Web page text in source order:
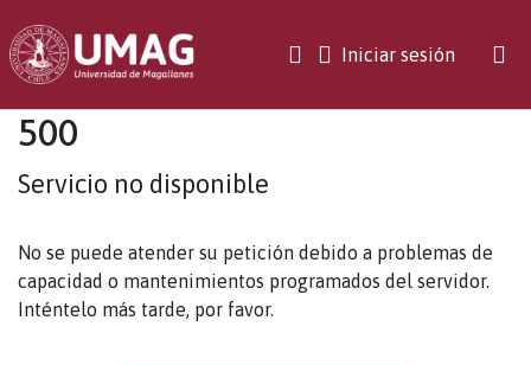
Iniciar sesión(current)
500
Servicio no disponible
No se puede atender su petición debido a problemas de
capacidad o mantenimientos programados del servidor.
Inténtelo más tarde, por favor.